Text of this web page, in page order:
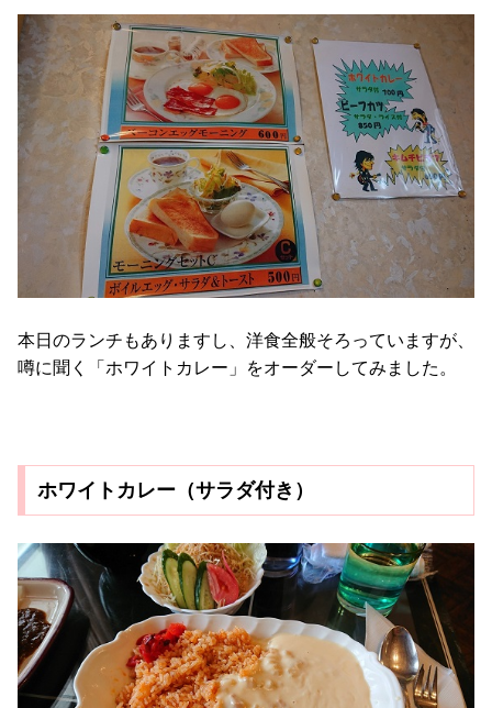
本日のランチもありますし、洋食全般そろっていますが、
噂に聞く「ホワイトカレー」をオーダーしてみました。
ホワイトカレー（サラダ付き）